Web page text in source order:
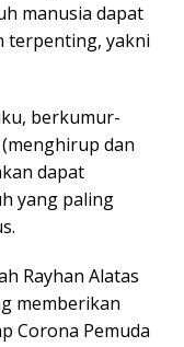
manusia dapat
terpenting, yakni
berkumur-
dan
dapat
yang paling
Rayhan Alatas
memberikan
Corona Pemuda